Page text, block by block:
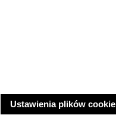
Ustawienia plików cookie